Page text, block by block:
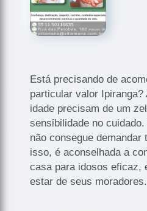
Está precisando de
particular valor
idade precisam de um
sensibilidade no
não consegue demandar
isso, é aconselhada a
casa para idosos eficaz,
estar de seus moradores.